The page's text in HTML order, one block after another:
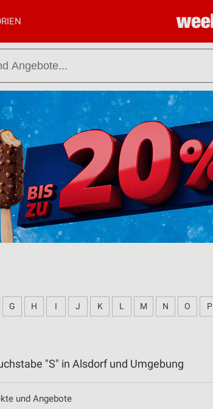
G H I J K L M N O P
"S" in Alsdorf und Umgebung
und Angebote